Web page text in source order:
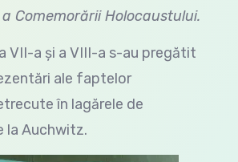
Comemorării Holocaustului.
VII-a și a VIII-a s-au pregătit
ale faptelor
în lagărele de
la Auchwitz.